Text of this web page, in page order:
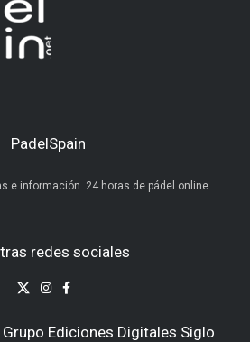
PadelSpain
e información. 24 horas de pádel online.
redes sociales
Ediciones Digitales Siglo